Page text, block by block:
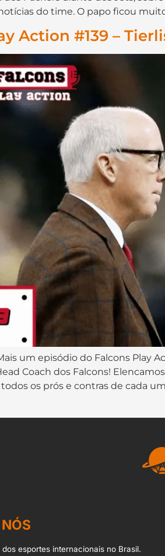
do time. O papo ficou
Action #139 –
um episódio do Falcons Play
Coach dos Falcons!
os prós e contras de cada
esportes internacionais no Brasil.